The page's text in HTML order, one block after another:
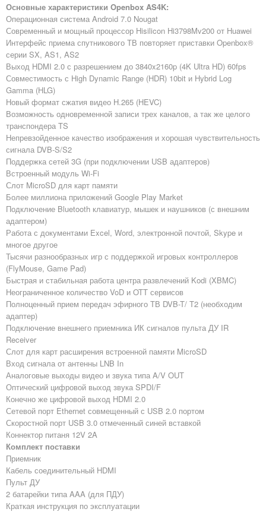
Основные характеристики Openbox AS4K:
Операционная система Android 7.0 Nougat
Современный и мощный процессор Hisilicon Hi3798Mv200 от Huawei
Интерфейс приема спутникового ТВ повторяет приставки Openbox®
серии SX, AS1, AS2
Выход HDMI 2.0 с разрешением до 3840x2160p (4K Ultra HD) 60fps
Совместимость с High Dynamic Range (HDR) 10bit и Hybrid Log
Gamma (HLG)
Новый формат сжатия видео H.265 (HEVC)
Возможность одновременной записи трех каналов, а так же целого
транспондера TS
Непревзойденное качество изображения и хорошая чувствительность
сигнала DVB-S/S2
Поддержка сетей 3G (при подключении USB адаптеров)
Встроенный модуль Wi-Fi
Слот MicroSD для карт памяти
Более миллиона приложений Google Play Market
Подключение Bluetooth клавиатур, мышек и наушников (с внешним
адаптером)
Работа с документами Excel, Word, электронной почтой, Skype и
многое другое
Тысячи разнообразных игр с поддержкой игровых контроллеров
(FlyMouse, Game Pad)
Быстрая и стабильная работа центра развлечений Kodi (XBMC)
Неограниченное количество VoD и OTT сервисов
Полноценный прием передач эфирного ТВ DVB-T/ T2 (необходим
адаптер)
Подключение внешнего приемника ИК сигналов пульта ДУ IR
Receiver
Слот для карт расширения встроенной памяти MicroSD
Вход сигнала от антенны LNB In
Аналоговые выходы видео и звука типа A/V OUT
Оптический цифровой выход звука SPDI/F
Конечно же цифровой выход HDMI 2.0
Сетевой порт Ethernet совмещенный с USB 2.0 портом
Скоростной порт USB 3.0 отмеченный синей вставкой
Коннектор питаня 12V 2A
Комплект поставки
Приемник
Кабель соединительный HDMI
Пульт ДУ
2 батарейки типа AAA (для ПДУ)
Краткая инструкция по эксплуатации